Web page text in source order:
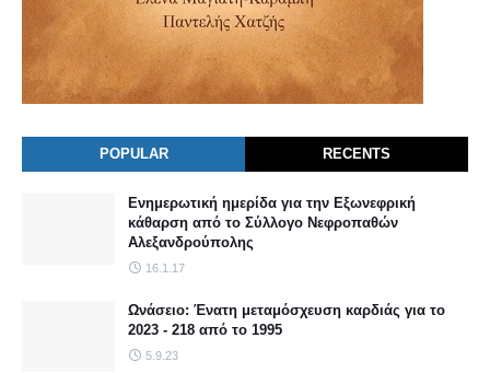
POPULAR RECENTS
Ενημερωτική ημερίδα για την Εξωνεφρική
κάθαρση από το Σύλλογο Νεφροπαθών
Αλεξανδρούπολης
16.1.17
Ωνάσειο: Ένατη μεταμόσχευση καρδιάς για το
2023 - 218 από το 1995
5.9.23